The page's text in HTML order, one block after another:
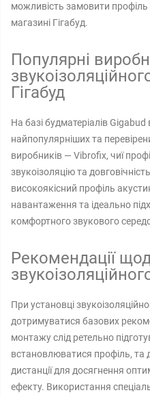
можливість замовити профіль
магазині Гігабуд.
Популярні
Гігабуд
На базі будматеріалів
найпопулярніших та
виробників — Vibrofix, чиї
звукоізоляцію та
високоякісний профіль
навантаження та ідеально
комфортного звукового
Рекомендації
При установці
дотримуватися базових
монтажу слід ретельно
встановлюватися профіль, та
дистанції для досягнення
ефекту. Використання